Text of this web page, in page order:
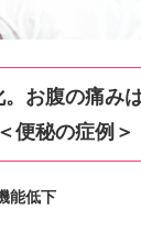
お腹の痛み
便秘の症例＞
能低下